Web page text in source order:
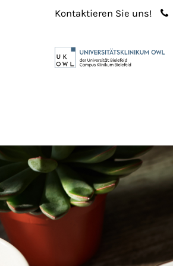
Login
Benutzername
Anmelden
Register
Kontaktieren Sie uns!